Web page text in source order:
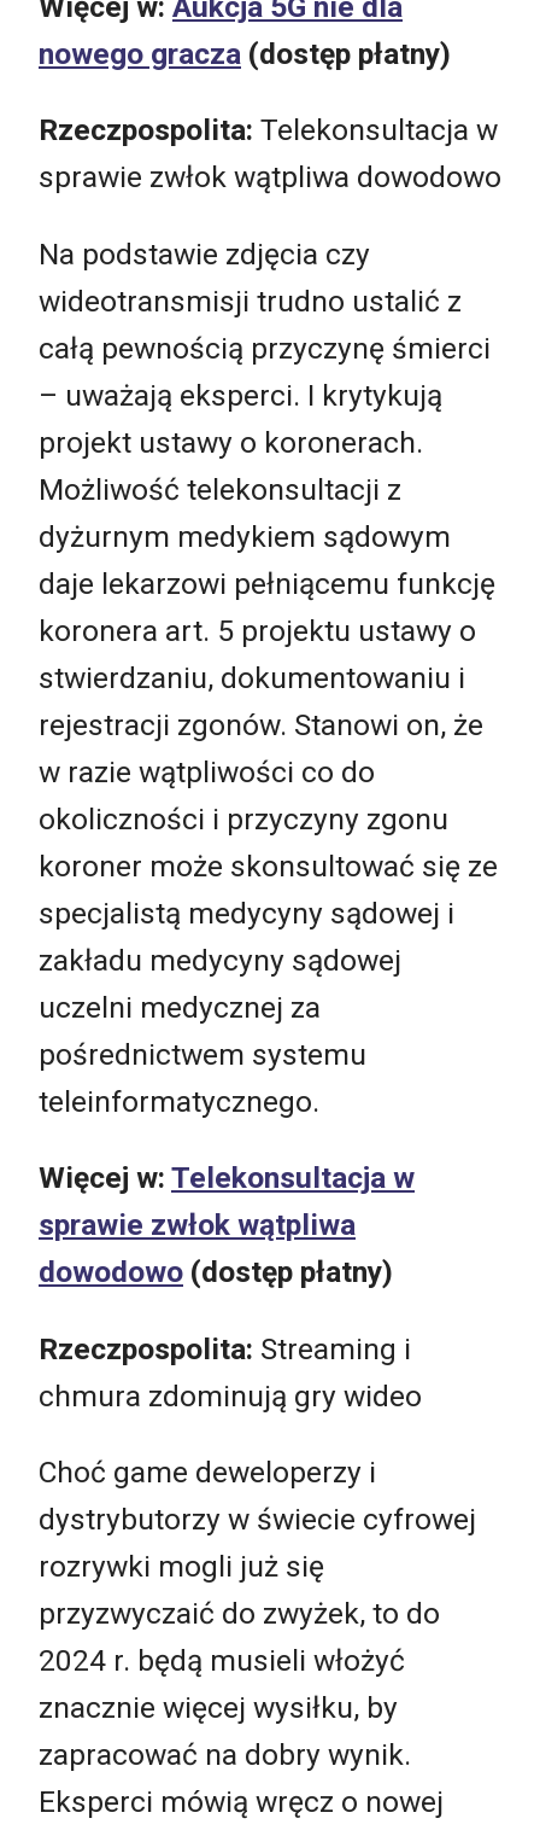
nowego gracza (dostęp płatny)
Rzeczpospolita: Telekonsultacja w
sprawie zwłok wątpliwa dowodowo
Na podstawie zdjęcia czy
wideotransmisji trudno ustalić z
całą pewnością przyczynę śmierci
– uważają eksperci. I krytykują
projekt ustawy o koronerach.
Możliwość telekonsultacji z
dyżurnym medykiem sądowym
daje lekarzowi pełniącemu funkcję
koronera art. 5 projektu ustawy o
stwierdzaniu, dokumentowaniu i
rejestracji zgonów. Stanowi on, że
w razie wątpliwości co do
okoliczności i przyczyny zgonu
koroner może skonsultować się ze
specjalistą medycyny sądowej i
zakładu medycyny sądowej
uczelni medycznej za
pośrednictwem systemu
teleinformatycznego.
Więcej w: Telekonsultacja w
sprawie zwłok wątpliwa
dowodowo (dostęp płatny)
Rzeczpospolita: Streaming i
chmura zdominują gry wideo
Choć game deweloperzy i
dystrybutorzy w świecie cyfrowej
rozrywki mogli już się
przyzwyczaić do zwyżek, to do
2024 r. będą musieli włożyć
znacznie więcej wysiłku, by
zapracować na dobry wynik.
Eksperci mówią wręcz o nowej